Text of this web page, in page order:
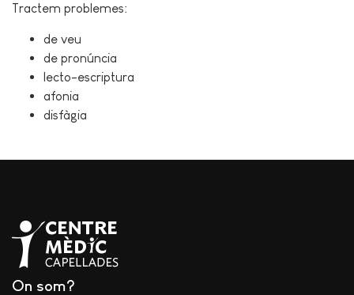
Tractem problemes:
de veu
de pronúncia
lecto-escriptura
afonia
disfàgia
On som?